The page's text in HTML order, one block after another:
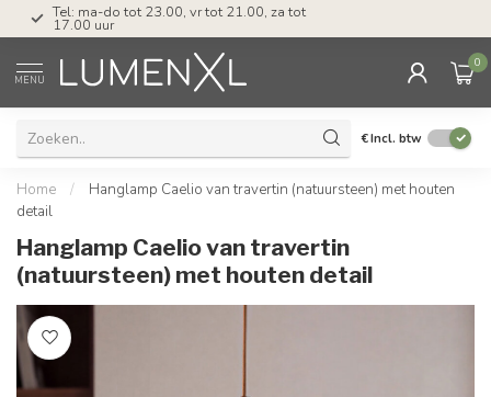
Tel: ma-do tot 23.00, vr tot 21.00, za tot
17.00 uur
MENU
0
€Incl. btw
Home /
Hanglamp Caelio van travertin (natuursteen) met houten
detail
Hanglamp Caelio van travertin
(natuursteen) met houten detail